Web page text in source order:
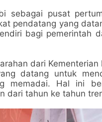
sebagai pusat
pendatang yang
bagi pemerintah
dari
datang untuk
memadai. Hal ini
dari tahun ke tahun